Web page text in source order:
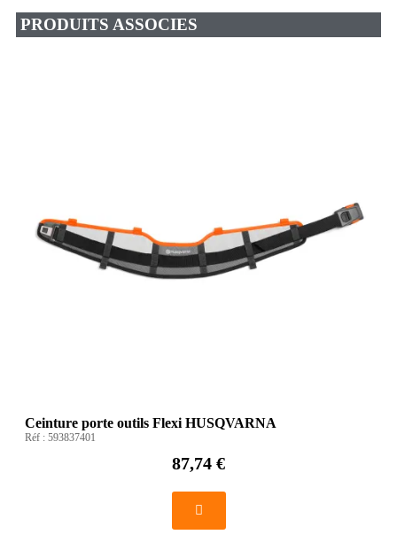
PRODUITS ASSOCIES
Ceinture porte outils Flexi HUSQVARNA
Réf : 593837401
87,74 €